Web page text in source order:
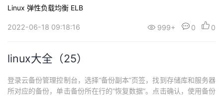
ohup python -m SimpleHTTPServer 8889 > /dev/...
Linux 弹性负载均衡 ELB
2022-06-18 09:18:16 999+ 0 0
linux大全（25）
登录云备份管理控制台，选择“备份副本”页签，找到存储库和服务器
所对应的备份，单击备份所在行的“恢复数据”。点击确认，使用备份